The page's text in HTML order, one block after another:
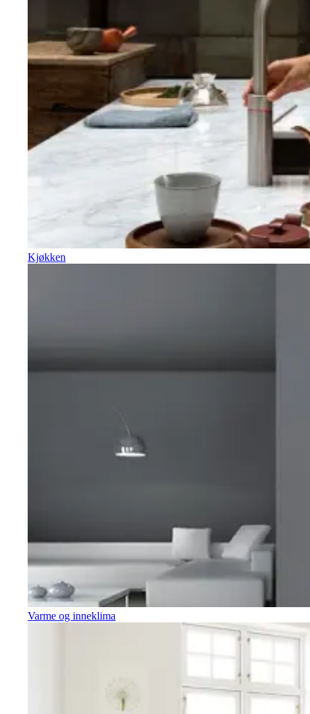
Kjøkken
Varme og inneklima